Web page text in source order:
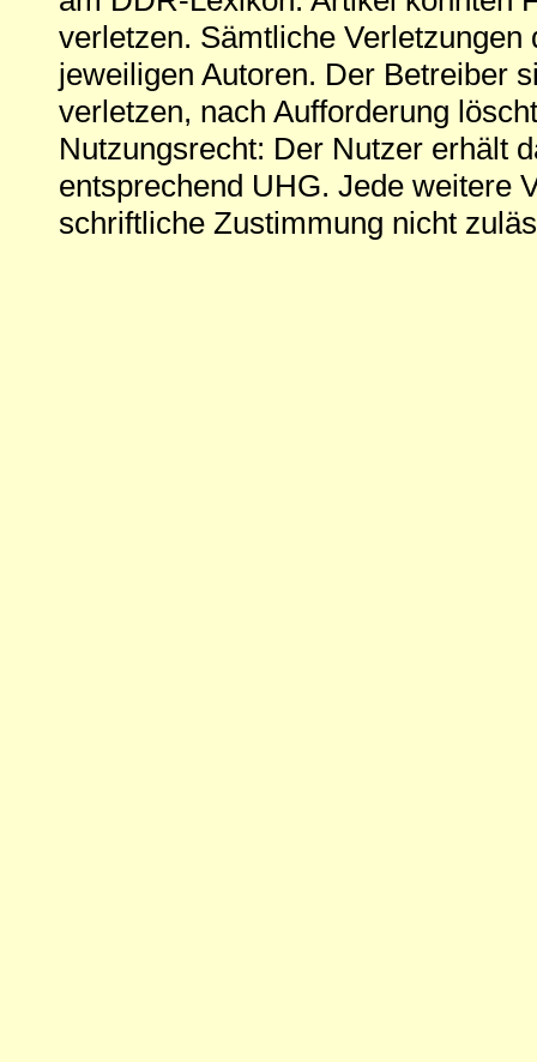
verletzen. Sämtliche
jeweiligen Autoren. Der Betreiber
verletzen, nach Aufforderung
Nutzungsrecht: Der Nutzer erhält
entsprechend UHG. Jede weitere
schriftliche Zustimmung nicht